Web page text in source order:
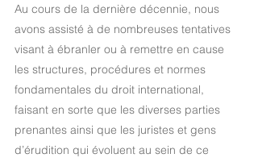
Au cours de la dernière décennie, nous
avons assisté à de nombreuses tentatives
visant à ébranler ou à remettre en cause
les structures, procédures et normes
fondamentales du droit international,
faisant en sorte que les diverses parties
prenantes ainsi que les juristes et gens
d’érudition qui évoluent au sein de ce